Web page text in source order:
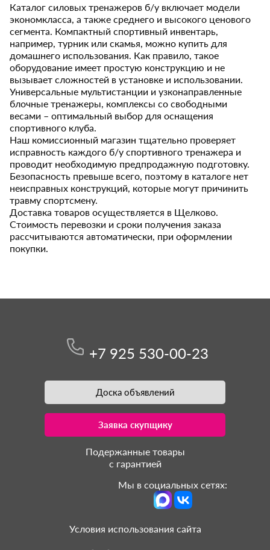
Каталог силовых тренажеров б/у включает модели
экономкласса, а также среднего и высокого ценового
сегмента. Компактный спортивный инвентарь,
например, турник или скамья, можно купить для
домашнего использования. Как правило, такое
оборудование имеет простую конструкцию и не
вызывает сложностей в установке и использовании.
Универсальные мультистанции и узконаправленные
блочные тренажеры, комплексы со свободными
весами – оптимальный выбор для оснащения
спортивного клуба.
Наш комиссионный магазин тщательно проверяет
исправность каждого б/у спортивного тренажера и
проводит необходимую предпродажную подготовку.
Безопасность превыше всего, поэтому в каталоге нет
неисправных конструкций, которые могут причинить
травму спортсмену.
Доставка товаров осуществляется в Щелково.
Стоимость перевозки и сроки получения заказа
рассчитываются автоматически, при оформлении
покупки.
+7 925 530-00-23
Доска объявлений
Заявка скупщику
Подержанные товары
с гарантией
Мы в социальных сетях:
Условия использования сайта